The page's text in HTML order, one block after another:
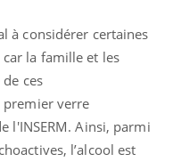
à considérer certaines
la famille et les
ces
premier verre
l'INSERM. Ainsi, parmi
l’alcool est